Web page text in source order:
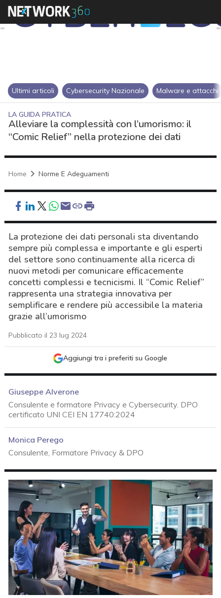
Ultimi articoli Cybersecurity Nazionale Malware e attacchi
LA GUIDA PRATICA
Alleviare la complessità con l’umorismo: il
“Comic Relief” nella protezione dei dati
Home Norme E Adeguamenti
La protezione dei dati personali sta diventando
sempre più complessa e importante e gli esperti
del settore sono continuamente alla ricerca di
nuovi metodi per comunicare efficacemente
concetti complessi e tecnicismi. Il “Comic Relief”
rappresenta una strategia innovativa per
semplificare e rendere più accessibile la materia
grazie all’umorismo
Pubblicato il 23 lug 2024
Aggiungi tra i preferiti su Google
Giuseppe Alverone
Consulente e formatore Privacy e Cybersecurity. DPO
certificato UNI CEI EN 17740:2024
Monica Perego
Consulente, Formatore Privacy & DPO